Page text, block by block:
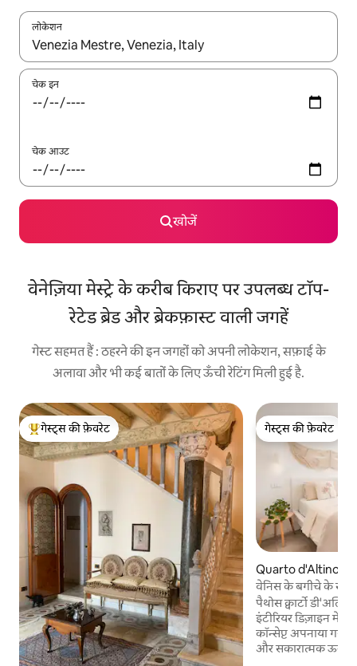
लोकेशन
नतीजों के उपलब्ध होने पर, अप और डाउन 'ऐरो की' का इस्तेमाल करके नेविगेट
चेक इन
चेक आउट
खोजें
वेनेज़िया मेस्ट्रे के करीब किराए पर उपलब्ध टॉप-
रेटेड ब्रेड और ब्रेकफ़ास्ट वाली जगहें
गेस्ट सहमत हैं : ठहरने की इन जगहों को अपनी लोकेशन, सफ़ाई के
अलावा और भी कई बातों के लिए ऊँची रेटिंग मिली हुई है.
गेस्ट्स का टॉप फ़ेवरेट
गेस्ट्स की फ़ेवरेट
गेस्ट्स की फ़ेवरेट
गेस्ट्स की फ़ेवरेट
Quarto d'Altino में
वेनिस के बगीचे के
पैथोस क्वार्टो
इंटीरियर डिज़ाइन में
कॉन्सेप्ट अपनाया गया
और सकारात्मक ऊर्जा